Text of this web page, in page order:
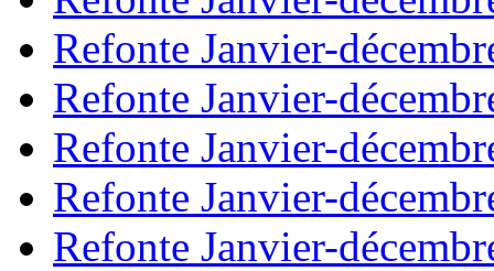
Refonte Janvier-
Refonte Janvier-
Refonte Janvier-
Refonte Janvier-
Refonte Janvier-